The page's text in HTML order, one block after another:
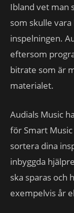
Ibland vet man
som skulle
inspelningen.
eftersom
bitrate som är
materialet.
Audials Music
för Smart
sortera dina
inbyggda
ska sparas och
exempelvis år